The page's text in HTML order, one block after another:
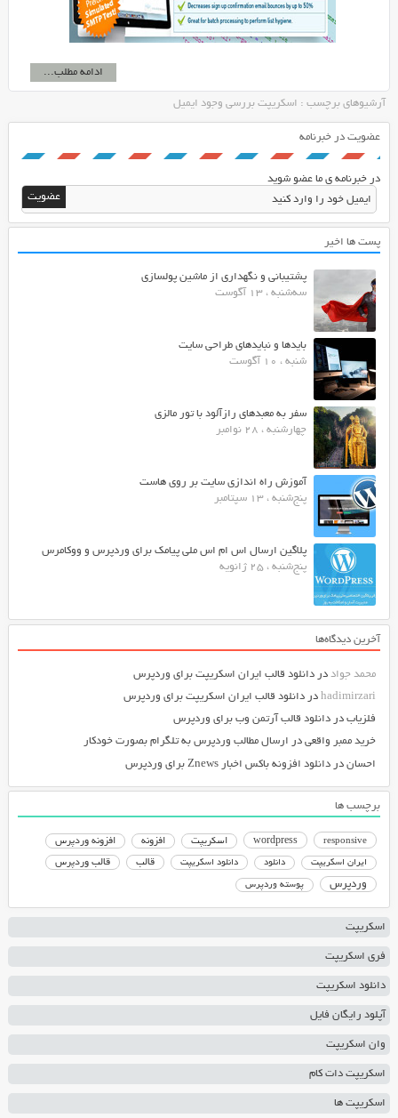
ادامه مطلب...
آرشیوهای برچسب : اسکریپت بررسی وجود ایمیل
عضویت در خبرنامه
در خبرنامه ی ما عضو شوید
پست ها اخیر
پشتیبانی و نگهداری از ماشین پولسازی
سه‌شنبه ، 13 آگوست
بایدها و نبایدهای طراحی سایت
شنبه ، 10 آگوست
سفر به معبدهای رازآلود با تور مالزی
چهارشنبه ، 28 نوامبر
آموزش راه اندازی سایت بر روی هاست
پنج‌شنبه ، 13 سپتامبر
پلاگین ارسال اس ام اس ملی پیامک برای وردپرس و ووکامرس
پنج‌شنبه ، 25 ژانویه
آخرین دیدگاه‌ها
محمد جواددر دانلود قالب ایران اسکریپت برای وردپرس
hadimirzariدر دانلود قالب ایران اسکریپت برای وردپرس
فلزیابدر دانلود قالب آرتمن وب برای وردپرس
خرید ممبر واقعیدر ارسال مطالب وردپرس به تلگرام بصورت خودکار
احساندر دانلود افزونه باکس اخبار Znews برای وردپرس
برچسب ها
responsive
wordpress اسکریپت افزونه افزونه وردپرس
ایران اسکریپت دانلود دانلود اسکریپت قالب قالب وردپرس
وردپرس پوسته وردپرس
اسکریپت
فری اسکریپت
دانلود اسکریپت
آپلود رایگان فایل
وان اسکریپت
اسکریپت دات کام
اسکریپت ها